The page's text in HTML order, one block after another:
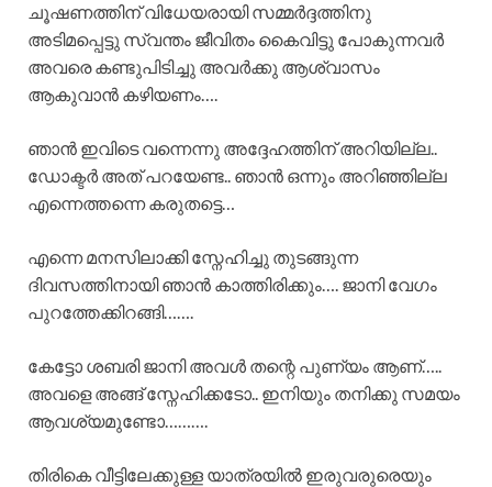
ചൂഷണത്തിന് വിധേയരായി സമ്മർദ്ദത്തിനു
അടിമപ്പെട്ടു സ്വന്തം ജീവിതം കൈവിട്ടു പോകുന്നവർ
അവരെ കണ്ടുപിടിച്ചു അവർക്കു ആശ്വാസം
ആകുവാൻ കഴിയണം….
ഞാൻ ഇവിടെ വന്നെന്നു അദ്ദേഹത്തിന് അറിയില്ല..
ഡോക്ടർ അത് പറയേണ്ട.. ഞാൻ ഒന്നും അറിഞ്ഞില്ല
എന്നെത്തന്നെ കരുതട്ടെ…
എന്നെ മനസിലാക്കി സ്നേഹിച്ചു തുടങ്ങുന്ന
ദിവസത്തിനായി ഞാൻ കാത്തിരിക്കും…. ജാനി വേഗം
പുറത്തേക്കിറങ്ങി…….
കേട്ടോ ശബരി ജാനി അവൾ തന്റെ പുണ്യം ആണ്…..
അവളെ അങ്ങ് സ്നേഹിക്കടോ.. ഇനിയും തനിക്കു സമയം
ആവശ്യമുണ്ടോ……….
തിരികെ വീട്ടിലേക്കുള്ള യാത്രയിൽ ഇരുവരുരെയും